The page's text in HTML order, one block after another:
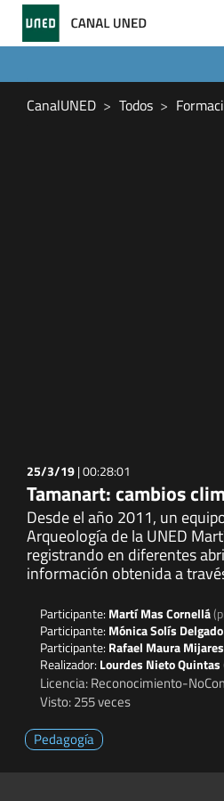
CanalUNED Todos
25/3/19|00:28:01
Tamanart: cambios
Desde el año 2011, un
Arqueología de la UNED
registrando en diferentes
información obtenida a
Participante: Martí Mas Cornellá
Participante: Mónica Solís Delgado
Participante: Rafael Maura Mijares
Realizador: Lourdes Nieto Quintas
Licencia: Reconocimiento-
Visto: 255 veces
Pedagogía